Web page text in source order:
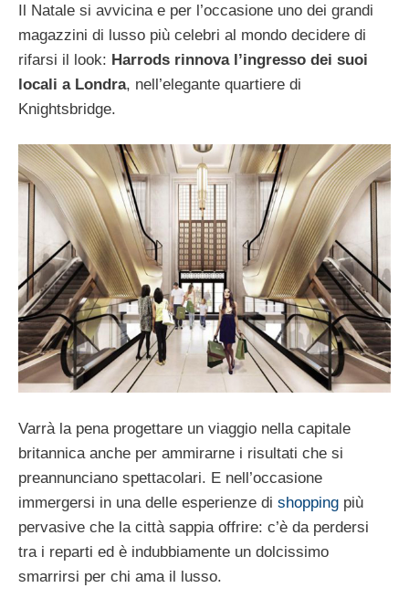
Il Natale si avvicina e per l’occasione uno dei grandi
magazzini di lusso più celebri al mondo decidere di
rifarsi il look: Harrods rinnova l’ingresso dei suoi
locali a Londra, nell’elegante quartiere di
Knightsbridge.
Varrà la pena progettare un viaggio nella capitale
britannica anche per ammirarne i risultati che si
preannunciano spettacolari. E nell’occasione
immergersi in una delle esperienze di shopping più
pervasive che la città sappia offrire: c’è da perdersi
tra i reparti ed è indubbiamente un dolcissimo
smarrirsi per chi ama il lusso.